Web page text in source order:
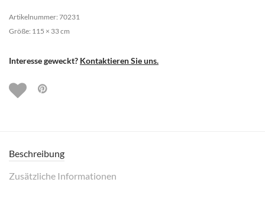
Artikelnummer: 70231
Größe: 115 × 33 cm
Interesse geweckt? Kontaktieren Sie uns.
Beschreibung
Zusätzliche Informationen